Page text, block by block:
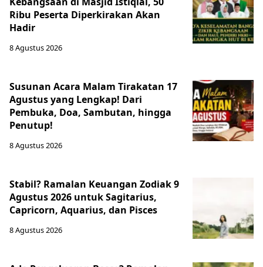
Ribu Peserta Diperkirakan Akan
Hadir
8 Agustus 2026
Susunan Acara Malam Tirakatan 17
Agustus yang Lengkap! Dari
Pembuka, Doa, Sambutan, hingga
Penutup!
8 Agustus 2026
Stabil? Ramalan Keuangan Zodiak 9
Agustus 2026 untuk Sagitarius,
Capricorn, Aquarius, dan Pisces
8 Agustus 2026